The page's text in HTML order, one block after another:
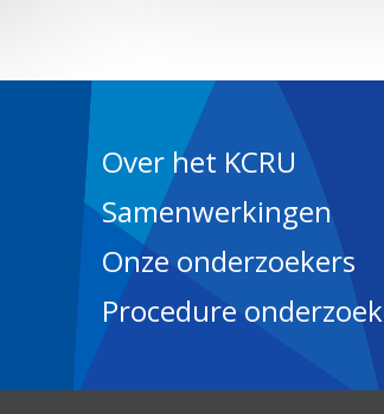
Over het KCRU
Samenwerkingen
Onze onderzoekers
Procedure